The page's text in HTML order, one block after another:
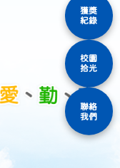
獲獎
紀錄
校園
拾光
聯絡
我們